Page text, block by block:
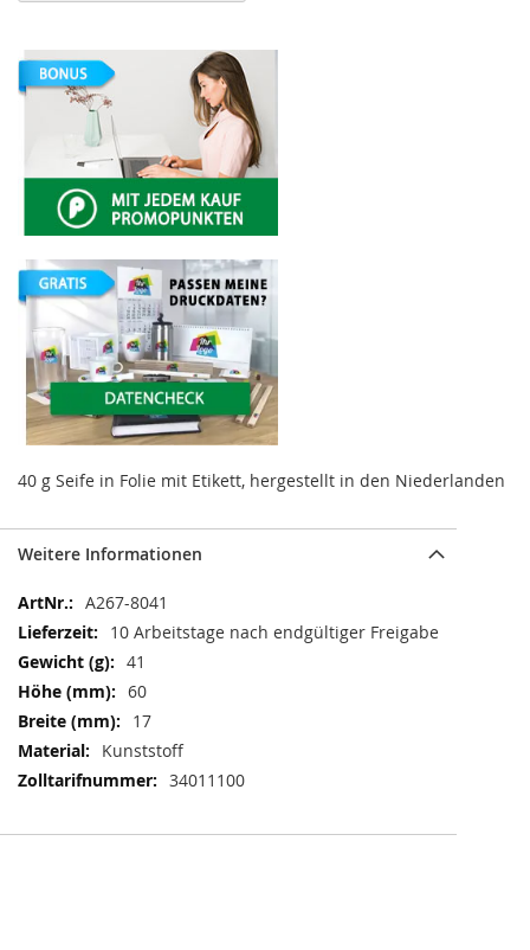
40 g Seife in Folie mit Etikett, hergestellt in den Niederlanden
Weitere Informationen
Weitere
Informationen
A267-8041
10 Arbeitstage nach endgültiger Freigabe
41
60
17
Kunststoff
34011100